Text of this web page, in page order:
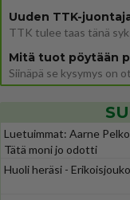
Mitä tuot pöytään
Luetuimmat: Aarne
Tätä moni jo odotti
Huoli heräsi -